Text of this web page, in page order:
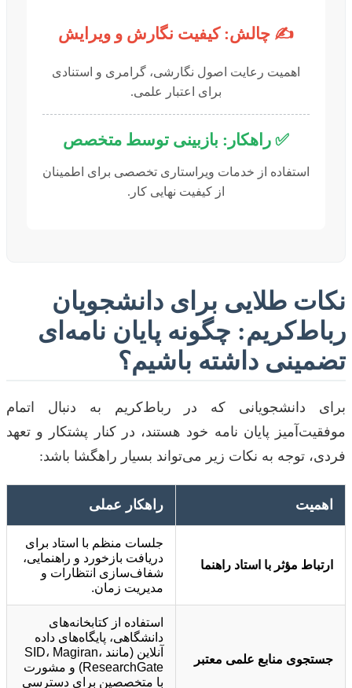
✍️ چالش: کیفیت نگارش و ویرایش
اهمیت رعایت اصول نگارشی، گرامری و استنادی
برای اعتبار علمی.
✅ راهکار: بازبینی توسط متخصص
استفاده از خدمات ویراستاری تخصصی برای اطمینان
از کیفیت نهایی کار.
نکات طلایی برای دانشجویان
رباط‌کریم: چگونه پایان نامه‌ای
تضمینی داشته باشیم؟
برای دانشجویانی که در رباط‌کریم به دنبال اتمام
موفقیت‌آمیز پایان نامه خود هستند، در کنار پشتکار و تعهد
فردی، توجه به نکات زیر می‌تواند بسیار راهگشا باشد:
اهمیت راهکار عملی
ارتباط مؤثر با استاد راهنما
جلسات منظم با استاد برای
دریافت بازخورد و راهنمایی،
شفاف‌سازی انتظارات و
مدیریت زمان.
جستجوی منابع علمی معتبر
استفاده از کتابخانه‌های
دانشگاهی، پایگاه‌های داده
آنلاین (مانند SID، Magiran،
ResearchGate) و مشورت
با متخصصین برای دسترسی